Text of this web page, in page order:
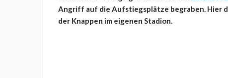
Angriff auf die Aufstiegsplätze begraben. Hier
der Knappen im eigenen Stadion.